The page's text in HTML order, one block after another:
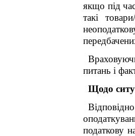
якщо під
такі
питань і
Щодо
податкову